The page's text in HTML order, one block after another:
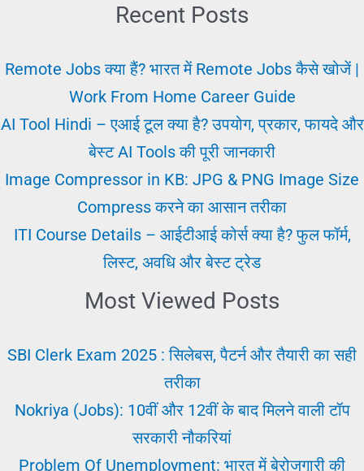
कैसे
सही
पाने
पूरी
Recent Posts
Remote Jobs क्या हैं? भारत में Remote Jobs कैसे खोजें |
Work From Home Career Guide
AI Tool Hindi – एआई टूल क्या है? उपयोग, प्रकार, फायदे और
बेस्ट AI Tools की पूरी जानकारी
Image Compressor in KB: JPG & PNG Image Size
Compress करने का आसान तरीका
ITI Course Details – आईटीआई कोर्स क्या है? फुल फॉर्म,
लिस्ट, अवधि और बेस्ट ट्रेड
Most Viewed Posts
SBI Clerk Exam 2025 : सिलेबस, पैटर्न और तैयारी का सही
तरीका
Nokriya (Jobs): 10वीं और 12वीं के बाद मिलने वाली टॉप
सरकारी नौकरियां
Problem Of Unemployment: भारत में बेरोजगारी की